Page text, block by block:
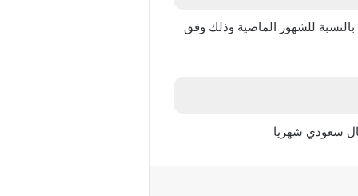
حوالي 1753 مليار ريال سعودي في نهاية شهر مايو 2025 وهذا مقارنة بالنسبة للشهور الماضية وذلك وفق